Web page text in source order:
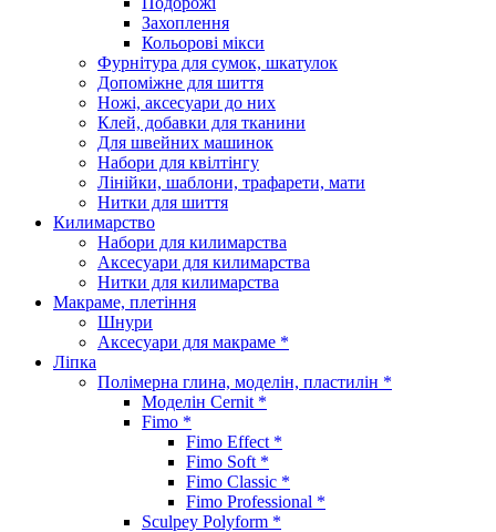
Захоплення
Кольорові мікси
Фурнітура для сумок, шкатулок
Допоміжне для шиття
Ножі, аксесуари до них
Клей, добавки для тканини
Для швейних машинок
Набори для квілтінгу
Лінійки, шаблони, трафарети, мати
Нитки для шиття
Килимарство
Набори для килимарства
Аксесуари для килимарства
Нитки для килимарства
Макраме, плетіння
Шнури
Аксесуари для макраме *
Ліпка
Полімерна глина, моделін, пластилін *
Моделін Cernit *
Fimo *
Fimo Effect *
Fimo Soft *
Fimo Classic *
Fimo Professional *
Sculpey Polyform *